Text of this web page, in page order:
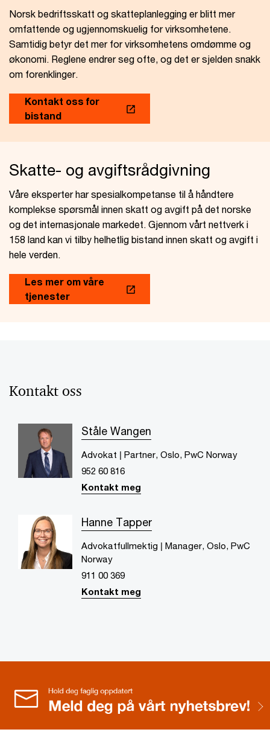
Norsk bedriftsskatt og skatteplanlegging er blitt mer
omfattende og ugjennomskuelig for virksomhetene.
Samtidig betyr det mer for virksomhetens omdømme og
økonomi. Reglene endrer seg ofte, og det er sjelden snakk
om forenklinger.
Kontakt oss for
bistand
Skatte- og avgiftsrådgivning
Våre eksperter har spesialkompetanse til å håndtere
komplekse spørsmål innen skatt og avgift på det norske
og det internasjonale markedet. Gjennom vårt nettverk i
158 land kan vi tilby helhetlig bistand innen skatt og avgift i
hele verden.
Les mer om våre
tjenester
Kontakt oss
Ståle Wangen
Advokat | Partner, Oslo, PwC Norway
952 60 816
Kontakt meg
Hanne Tapper
Advokatfullmektig | Manager, Oslo, PwC
Norway
911 00 369
Kontakt meg